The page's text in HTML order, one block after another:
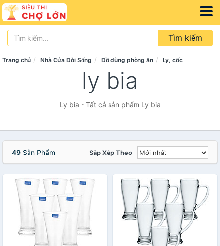
Tìm kiếm
Trang chủ Nhà Cửa Đời Sống Đồ dùng phòng ăn Ly, cốc
ly bia
Ly bia - Tất cả sản phẩm Ly bia
49 Sản Phẩm Sắp Xếp Theo